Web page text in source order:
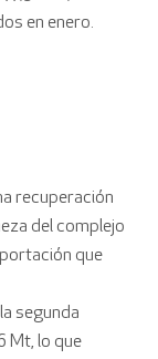
en enero.
recuperación
del complejo
que
segunda
Mt, lo que